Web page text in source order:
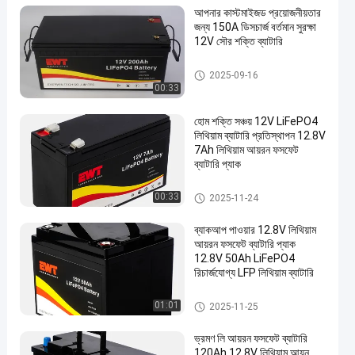
00:33
আপনার কাস্টমাইজড প্রয়োজনীয়তার
জন্য 150A ডিসচার্জ বর্তমান সুরক্ষা
12V সৌর শক্তি ব্যাটারি
১২ ভোল্ট লিথিয়াম আয়রন ফসফেট ব্যাটারি
2025-09-16
00:33
হোম শক্তি সঞ্চয় 12V LiFePO4
লিথিয়াম ব্যাটারি প্রতিস্থাপন 12.8V
7Ah লিথিয়াম আয়রন ফসফেট
ব্যাটারি প্যাক
১২ ভোল্ট লিথিয়াম আয়রন ফসফেট ব্যাটারি
2025-11-24
01:01
ব্যাকআপ পাওয়ার 12.8V লিথিয়াম
আয়রন ফসফেট ব্যাটারি প্যাক
12.8V 50Ah LiFePO4
রিচার্জযোগ্য LFP লিথিয়াম ব্যাটারি
১২ ভোল্ট লিথিয়াম আয়রন ফসফেট ব্যাটারি
2025-11-25
ভ্রমণ লি আয়রন ফসফেট ব্যাটারি